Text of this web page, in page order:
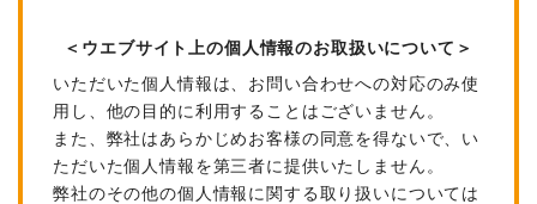
＜ウエブサイト上の個人情報のお取扱いについて＞
いただいた個人情報は、お問い合わせへの対応のみ使
用し、他の目的に利用することはございません。
また、弊社はあらかじめお客様の同意を得ないで、い
ただいた個人情報を第三者に提供いたしません。
弊社のその他の個人情報に関する取り扱いについては